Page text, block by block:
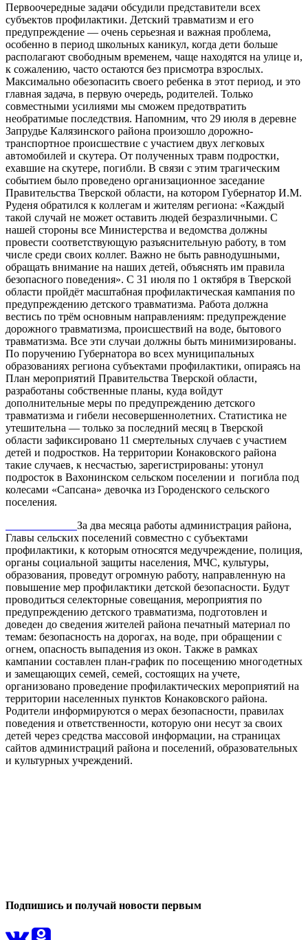
Первоочередные задачи обсудили представители всех
субъектов профилактики. Детский травматизм и его
предупреждение — очень серьезная и важная проблема,
особенно в период школьных каникул, когда дети больше
располагают свободным временем, чаще находятся на улице и,
к сожалению, часто остаются без присмотра взрослых.
Максимально обезопасить своего ребенка в этот период, и это
главная задача, в первую очередь, родителей. Только
совместными усилиями мы сможем предотвратить
необратимые последствия. Напомним, что 29 июля в деревне
Запрудье Калязинского района произошло дорожно-
транспортное происшествие с участием двух легковых
автомобилей и скутера. От полученных травм подростки,
ехавшие на скутере, погибли. В связи с этим трагическим
событием было проведено организационное заседание
Правительства Тверской области, на котором Губернатор И.М.
Руденя обратился к коллегам и жителям региона: «Каждый
такой случай не может оставить людей безразличными. С
нашей стороны все Министерства и ведомства должны
провести соответствующую разъяснительную работу, в том
числе среди своих коллег. Важно не быть равнодушными,
обращать внимание на наших детей, объяснять им правила
безопасного поведения». С 31 июля по 1 октября в Тверской
области пройдёт масштабная профилактическая кампания по
предупреждению детского травматизма. Работа должна
вестись по трём основным направлениям: предупреждение
дорожного травматизма, происшествий на воде, бытового
травматизма. Все эти случаи должны быть минимизированы.
По поручению Губернатора во всех муниципальных
образованиях региона субъектами профилактики, опираясь на
План мероприятий Правительства Тверской области,
разработаны собственные планы, куда войдут
дополнительные меры по предупреждению детского
травматизма и гибели несовершеннолетних. Статистика не
утешительна — только за последний месяц в Тверской
области зафиксировано 11 смертельных случаев с участием
детей и подростков. На территории Конаковского района
такие случаев, к несчастью, зарегистрированы: утонул
подросток в Вахонинском сельском поселении и погибла под
колесами «Сапсана» девочка из Городенского сельского
поселения.
За два месяца работы администрация района,
Главы сельских поселений совместно с субъектами
профилактики, к которым относятся медучреждение, полиция,
органы социальной защиты населения, МЧС, культуры,
образования, проведут огромную работу, направленную на
повышение мер профилактики детской безопасности. Будут
проводиться селекторные совещания, мероприятия по
предупреждению детского травматизма, подготовлен и
доведен до сведения жителей района печатный материал по
темам: безопасность на дорогах, на воде, при обращении с
огнем, опасность выпадения из окон. Также в рамках
кампании составлен план-график по посещению многодетных
и замещающих семей, семей, состоящих на учете,
организовано проведение профилактических мероприятий на
территории населенных пунктов Конаковского района.
Родители информируются о мерах безопасности, правилах
поведения и ответственности, которую они несут за своих
детей через средства массовой информации, на страницах
сайтов администраций района и поселений, образовательных
и культурных учреждений.
Подпишись и получай новости первым